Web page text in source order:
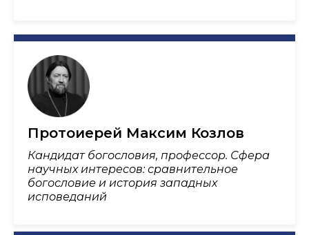
Протоиерей Максим Козлов
Кандидат богословия, профессор. Сфера
научных интересов: сравнительное
богословие и история западных
исповеданий